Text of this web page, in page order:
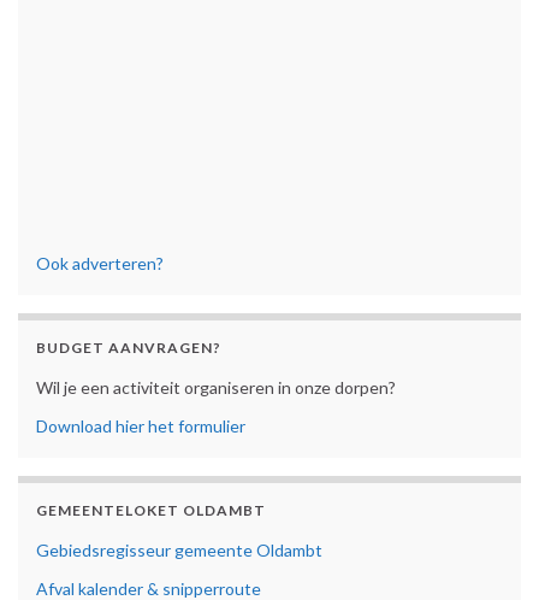
Ook adverteren?
BUDGET AANVRAGEN?
Wil je een activiteit organiseren in onze dorpen?
Download hier het formulier
GEMEENTELOKET OLDAMBT
Gebiedsregisseur gemeente Oldambt
Afval kalender & snipperroute